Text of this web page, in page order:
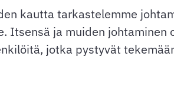
kautta tarkastelemme
Itsensä ja muiden
jotka pystyvät